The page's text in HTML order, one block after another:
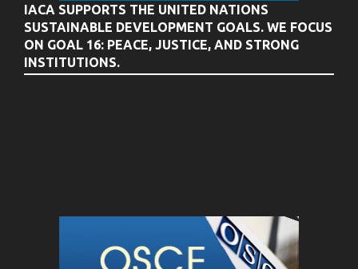
IACA SUPPORTS THE UNITED NATIONS
SUSTAINABLE DEVELOPMENT GOALS. WE FOCUS
ON GOAL 16: PEACE, JUSTICE, AND STRONG
INSTITUTIONS.